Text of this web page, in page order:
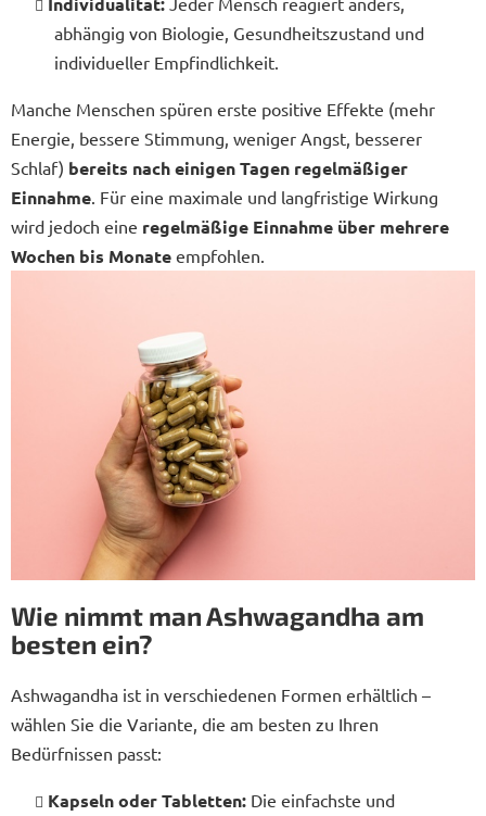
abhängig von Biologie, Gesundheitszustand und
individueller Empfindlichkeit.
Manche Menschen spüren erste positive Effekte (mehr
Energie, bessere Stimmung, weniger Angst, besserer
Schlaf) bereits nach einigen Tagen regelmäßiger
Einnahme . Für eine maximale und langfristige Wirkung
wird jedoch eine regelmäßige Einnahme über mehrere
Wochen bis Monate empfohlen.
Wie nimmt man Ashwagandha am
besten ein?
Ashwagandha ist in verschiedenen Formen erhältlich –
wählen Sie die Variante, die am besten zu Ihren
Bedürfnissen passt:
Kapseln oder Tabletten: Die einfachste und